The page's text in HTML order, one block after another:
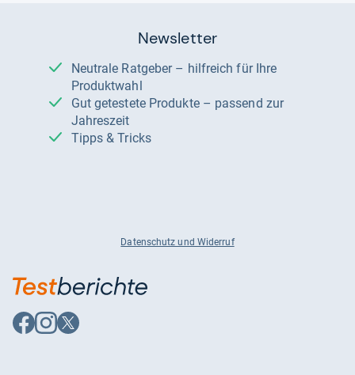
Newsletter
Neutrale Ratgeber – hilfreich für Ihre
Produktwahl
Gut getestete Produkte – passend zur
Jahreszeit
Tipps & Tricks
Datenschutz und Widerruf
Auf
Facebook
Auf
Instagram
Auf
X